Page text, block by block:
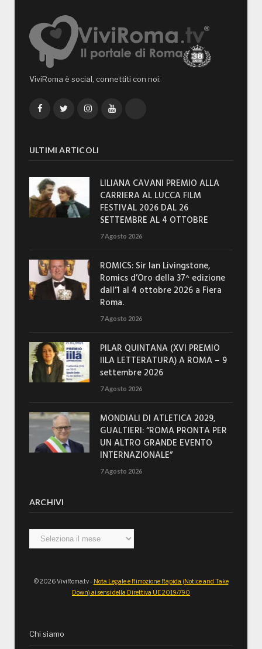
ViviRoma è social, connettiti con noi:
FacebookTwitterInstagramYouTube
ULTIMI ARTICOLI
LILIANA CAVANI PREMIO ALLA
CARRIERA AL LUCCA FILM
FESTIVAL 2026 DAL 26
SETTEMBRE AL 4 OTTOBRE
7 Agosto 2026
ROMICS: Sir Ian Livingstone,
Romics d’Oro della 37^ edizione
dall’1 al 4 ottobre 2026 a Fiera
Roma.
7 Agosto 2026
PILAR QUINTANA (XVI PREMIO
IILA LETTERATURA) A ROMA – 9
settembre 2026
7 Agosto 2026
MONDIALI DI ATLETICA 2029,
GUALTIERI: “ROMA PRONTA PER
UN ALTRO GRANDE EVENTO
INTERNAZIONALE”
7 Agosto 2026
ARCHIVI
Archivi
© 2026 ViviRoma.tv - Nota Legale e Rimozione Rapida (Notice and Take
Down) ai sensi della Direttiva UE 2019/790
Chi siamo